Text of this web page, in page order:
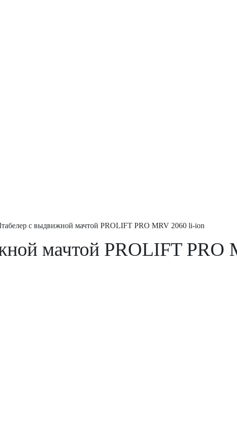
с выдвижной мачтой PROLIFT PRO MRV 2060 li-ion
мачтой PROLIFT PRO